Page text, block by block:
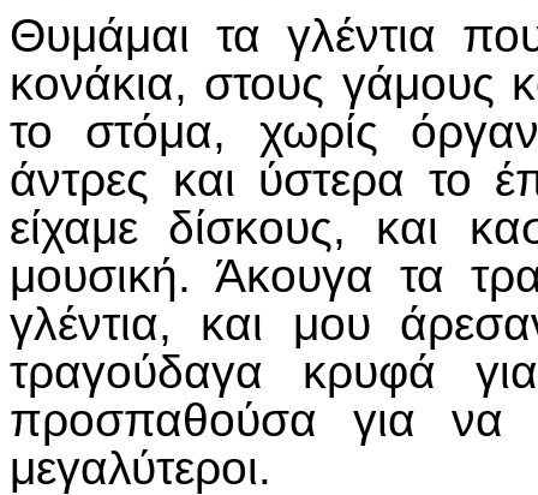
Θυμάμαι τα γλέντια
κονάκια, στους γάμους
το στόμα, χωρίς
άντρες και ύστερα το
είχαμε δίσκους, και
μουσική. Άκουγα τα
γλέντια, και μου
τραγούδαγα κρυφά
προσπαθούσα για
μεγαλύτεροι.